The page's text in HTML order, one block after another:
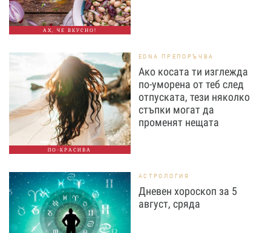
АХ, ЧЕ ВКУСНО!
ПО-КРАСИВА
EDNA ПРЕПОРЪЧВА
Ако косата ти изглежда
по-уморена от теб след
отпуската, тези няколко
стъпки могат да
променят нещата
АСТРОЛОГИЯ
Дневен хороскоп за 5
август, сряда